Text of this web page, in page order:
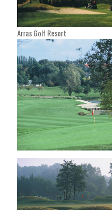
Arras Golf Resort